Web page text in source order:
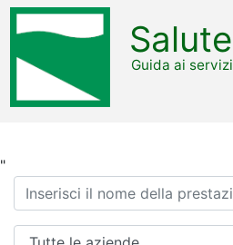
"
Salute
Guida ai servizi
Ricerca
Azienda